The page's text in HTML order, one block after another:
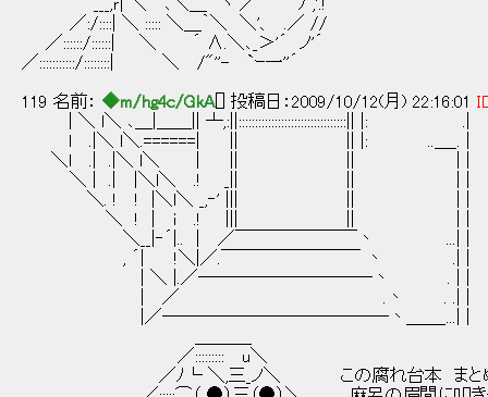
___,ｒ| ＼ ､＼＿ ｀ヽ ／ ﾉ ,'.!
／:/::::| ＼ ::::: ＼＿｀＼ ＼'、 .／ //
／::::::/::::::| ＼ ´ ∧.＼､_＞'´ ノ'´
／:::::::::::/::::::::| ＼ /"''- `ｰ一''´
119 名前： ◆m/hg4c/GkA[] 投稿日：2009/10/12(月) 22:16:01
| ＼ l＼ ､＿|＿＿|| ┴,:||:::::::::::::::::::::::::::::::::|| |: .|
l .|＼ l＼.======| || || |: ..＿_. |
＼l .| .|＼ l＼ | || || | |
＼ | .| |＼l＼ .! _|| || | |
＼. ! ! |＼l＼ _,‐' ||| || | |
＼ ! | i .! ||| || | |
＼__|‐´|.. | ／￣￣￣￣￣￣￣丶 ...| |
, ´| !＼|／.￣￣￣￣￣￣￣￣ 丶 .| |
| ＼ |.／──────────丶 . | |
| ／ .丶 . .| |
|／─────────────丶＿＿_...| |
／::::::::: u＼
／ﾉ└ ＼,三_ノ＼ この腐れ台本 まと